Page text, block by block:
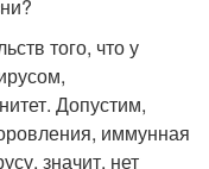
того, что у
Допустим,
иммунная
значит, нет